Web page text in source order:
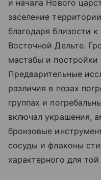
и начала Нового
заселение
благодаря близости
Восточной Дельте.
мастабы и постройки
Предварительные
различия в позах
группах и
включал украшения,
бронзовые
сосуды и флаконы
характерного для той